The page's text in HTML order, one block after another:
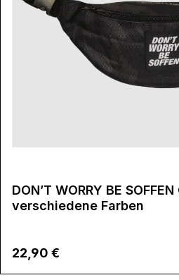
DON’T WORRY BE
verschiedene Farben
Regulärer Preis:
22,90 €